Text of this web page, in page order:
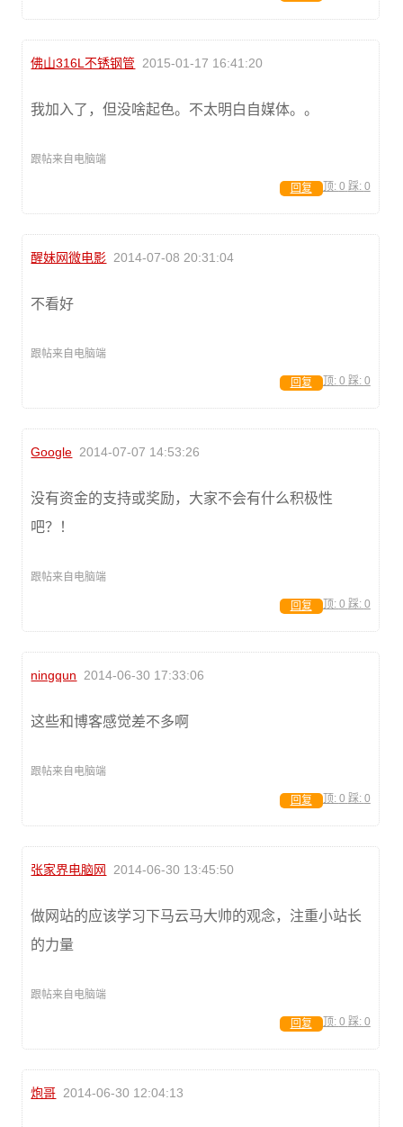
佛山316L不锈钢管 2015-01-17 16:41:20
我加入了，但没啥起色。不太明白自媒体。。
跟帖来自电脑端
顶: 0 踩: 0
回复
醒妹网微电影 2014-07-08 20:31:04
不看好
跟帖来自电脑端
顶: 0 踩: 0
回复
Google 2014-07-07 14:53:26
没有资金的支持或奖励，大家不会有什么积极性
吧？！
跟帖来自电脑端
顶: 0 踩: 0
回复
ningqun 2014-06-30 17:33:06
这些和博客感觉差不多啊
跟帖来自电脑端
顶: 0 踩: 0
回复
张家界电脑网 2014-06-30 13:45:50
做网站的应该学习下马云马大帅的观念，注重小站长
的力量
跟帖来自电脑端
顶: 0 踩: 0
回复
炮哥 2014-06-30 12:04:13